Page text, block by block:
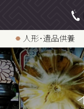
人形･遺品供養